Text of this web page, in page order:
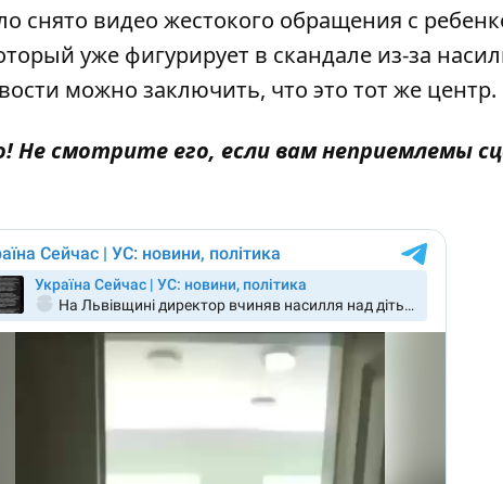
снято видео жестокого обращения с
уже фигурирует в скандале из-за
можно заключить, что это тот же центр.
смотрите его, если вам неприемлемы